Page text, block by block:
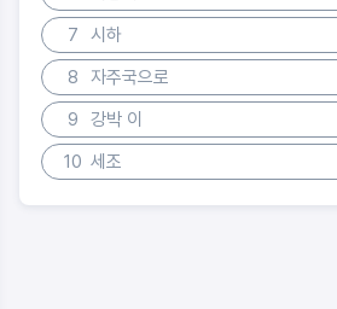
7
시하
8
자주국으로
9
강박 이
10 세조